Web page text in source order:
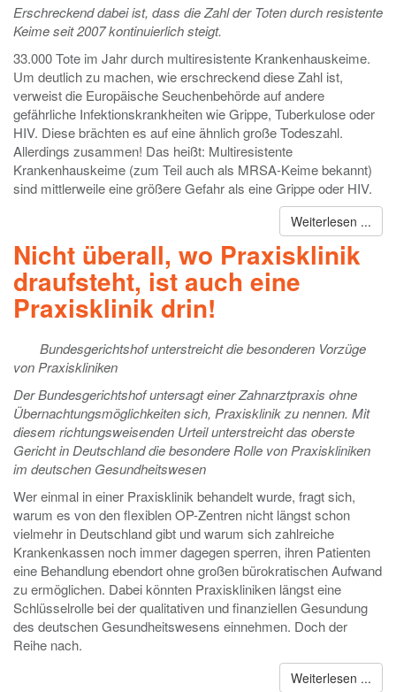
Erschreckend dabei ist, dass die Zahl der Toten durch resistente
Keime seit 2007 kontinuierlich steigt.
33.000 Tote im Jahr durch multiresistente Krankenhauskeime.
Um deutlich zu machen, wie erschreckend diese Zahl ist,
verweist die Europäische Seuchenbehörde auf andere
gefährliche Infektionskrankheiten wie Grippe, Tuberkulose oder
HIV. Diese brächten es auf eine ähnlich große Todeszahl.
Allerdings zusammen! Das heißt: Multiresistente
Krankenhauskeime (zum Teil auch als MRSA-Keime bekannt)
sind mittlerweile eine größere Gefahr als eine Grippe oder HIV.
Weiterlesen ...
Nicht überall, wo Praxisklinik
draufsteht, ist auch eine
Praxisklinik drin!
Bundesgerichtshof unterstreicht die besonderen Vorzüge
von Praxiskliniken
Der Bundesgerichtshof untersagt einer Zahnarztpraxis ohne
Übernachtungsmöglichkeiten sich, Praxisklinik zu nennen. Mit
diesem richtungsweisenden Urteil unterstreicht das oberste
Gericht in Deutschland die besondere Rolle von Praxiskliniken
im deutschen Gesundheitswesen
Wer einmal in einer Praxisklinik behandelt wurde, fragt sich,
warum es von den flexiblen OP-Zentren nicht längst schon
vielmehr in Deutschland gibt und warum sich zahlreiche
Krankenkassen noch immer dagegen sperren, ihren Patienten
eine Behandlung ebendort ohne großen bürokratischen Aufwand
zu ermöglichen. Dabei könnten Praxiskliniken längst eine
Schlüsselrolle bei der qualitativen und finanziellen Gesundung
des deutschen Gesundheitswesens einnehmen. Doch der
Reihe nach.
Weiterlesen ...